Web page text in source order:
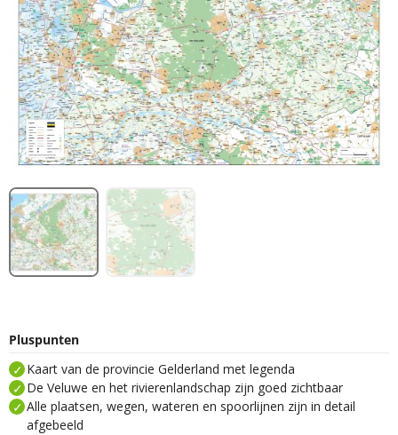
Pluspunten
Kaart van de provincie Gelderland met legenda
De Veluwe en het rivierenlandschap zijn goed zichtbaar
Alle plaatsen, wegen, wateren en spoorlijnen zijn in detail
afgebeeld